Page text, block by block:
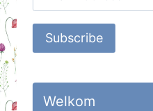
Address
Subscribe
Welkom